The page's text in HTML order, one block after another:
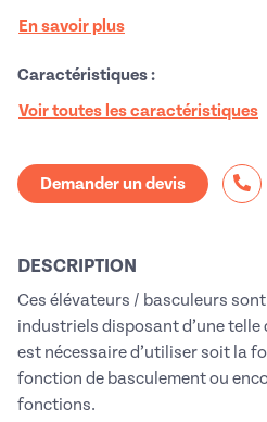
En savoir plus
Caractéristiques :
Voir toutes les caractéristiques
Demander un devis
DESCRIPTION
Ces élévateurs / basculeurs
industriels disposant d’une telle
est nécessaire d’utiliser soit la
fonction de basculement ou
fonctions.